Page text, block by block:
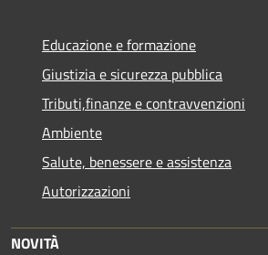
Educazione e formazione
Giustizia e sicurezza pubblica
Tributi,finanze e contravvenzioni
Ambiente
Salute, benessere e assistenza
Autorizzazioni
NOVITÀ